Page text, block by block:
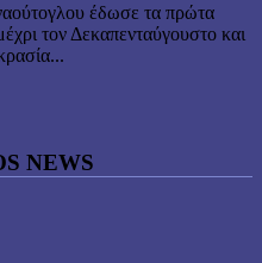
έδωσε τα πρώτα
τον Δεκαπενταύγουστο και
NEWS